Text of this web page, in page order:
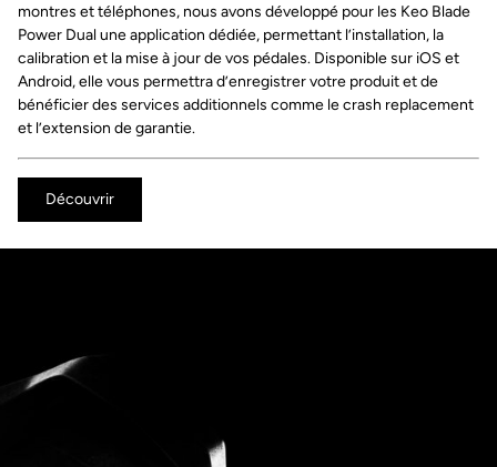
montres et téléphones, nous avons développé pour les Keo Blade
Power Dual une application dédiée, permettant l’installation, la
calibration et la mise à jour de vos pédales. Disponible sur iOS et
Android, elle vous permettra d’enregistrer votre produit et de
bénéficier des services additionnels comme le crash replacement
et l’extension de garantie.
Découvrir